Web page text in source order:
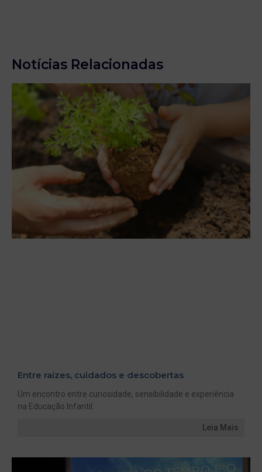
Notícias Relacionadas
Entre raízes, cuidados e descobertas
Um encontro entre curiosidade, sensibilidade e experiência
na Educação Infantil.
Leia Mais